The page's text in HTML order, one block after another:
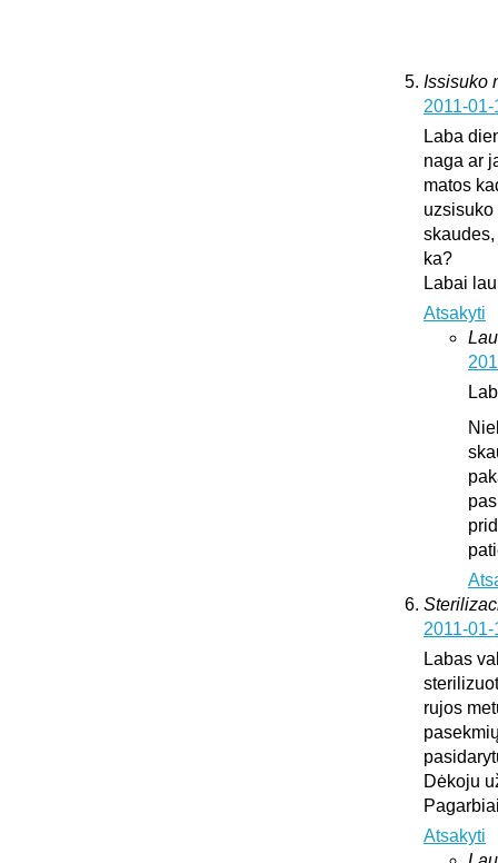
Issisuko
2011-
Laba
naga ar
matos
uzsisuko
ka?
Labai
Atsakyti
2011-
Labas
rujos
Dėkoju
Atsakyti